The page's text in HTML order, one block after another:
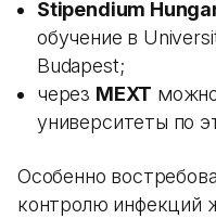
Stipendium
обучение в
Budapest;
через MEXT
университеты по
Особенно
контролю инфекций